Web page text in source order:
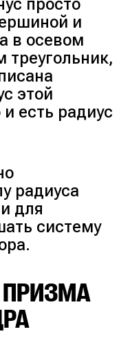
просто
и
в осевом
этой
есть радиус
радиуса
для
систему